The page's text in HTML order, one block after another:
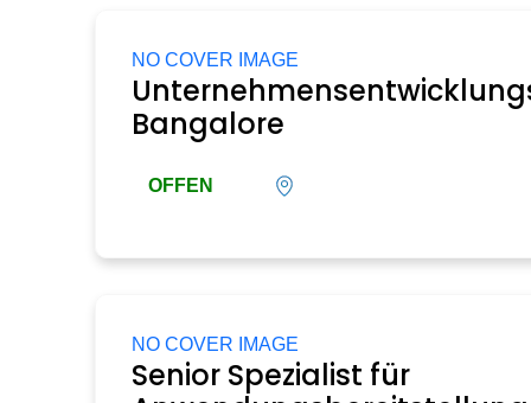
NO COVER IMAGE
Bangalore
OFFEN
NO COVER IMAGE
Senior Spezialist für